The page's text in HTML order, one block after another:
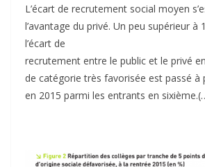
L’écart de recrutement social moyen
l’avantage du privé. Un peu supérieur à
l’écart de
recrutement entre le public et le privé
de catégorie très favorisée est passé à
en 2015 parmi les entrants en